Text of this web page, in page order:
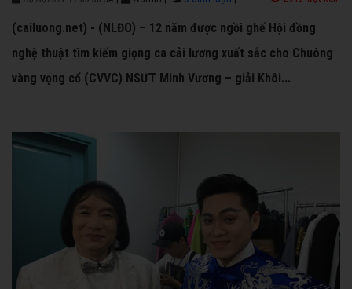
(cailuong.net) - (NLĐO) – 12 năm được ngồi ghế Hội đồng
nghệ thuật tìm kiếm giọng ca cải lương xuất sắc cho Chuông
vàng vọng cổ (CVVC) NSƯT Minh Vương – giải Khôi...